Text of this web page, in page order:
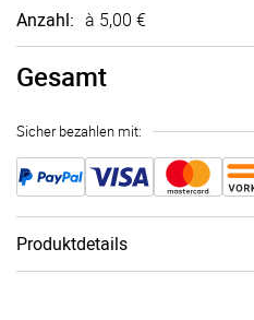
Anzahl: à 5,00 €
Gesamt
Sicher bezahlen mit:
Produktdetails